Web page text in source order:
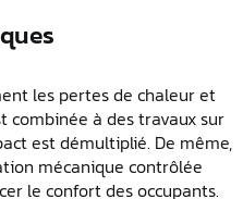
les pertes de chaleur et
combinée à des travaux sur
est démultiplié. De même,
mécanique contrôlée
le confort des occupants.